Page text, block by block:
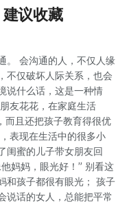
议收藏
。 会沟通的人，不仅人缘
不仅破坏人际关系，也会
说什么话，这是一种情
友花花，在家庭生活
而且还把孩子教育得很优
表现在生活中的很多小
闺蜜的儿子带女朋友回
妈妈，眼光好！” 别看这
和孩子都很有眼光； 孩子
说话的女人，总能把平常